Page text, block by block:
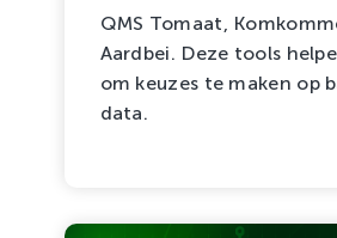
QMS Tomaat,
Aardbei. Deze tools
om keuzes te maken op
data.